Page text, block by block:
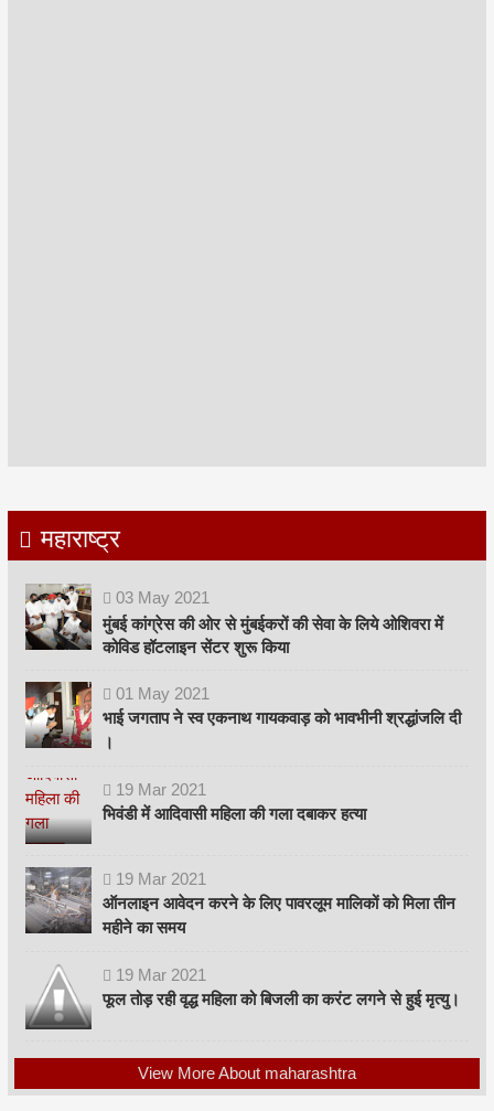
महाराष्ट्र
03 May 2021
मुंबई कांग्रेस की ओर से मुंबईकरों की सेवा के लिये ओशिवरा में
कोविड हॉटलाइन सेंटर शुरू किया
01 May 2021
भाई जगताप ने स्व एकनाथ गायकवाड़ को भावभीनी श्रद्धांजलि दी
।
19 Mar 2021
भिवंडी में आदिवासी महिला की गला दबाकर हत्या
19 Mar 2021
ऑनलाइन आवेदन करने के लिए पावरलूम मालिकों को मिला तीन
महीने का समय
19 Mar 2021
फूल तोड़ रही वृद्ध महिला को बिजली का करंट लगने से हुई मृत्यु।
View More About maharashtra